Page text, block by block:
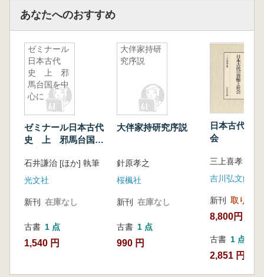
あなたへのおすすめ
ゼミナール
日本古代
史 上 邪
馬台国を中
心に
ゼミナール日本古代
史 上 邪馬台国を
石井謙治 [ほか] 執筆
光文社
新刊 在庫なし
古書 1 点
1,540 円
大伴家持研
究序説
大伴家持研究序説
針原孝之
桜楓社
新刊 在庫なし
古書 1 点
990 円
日本古代の
会
三上喜孝
吉川弘文館
新刊 取り寄せ
8,800円
古書 1 点
2,851 円